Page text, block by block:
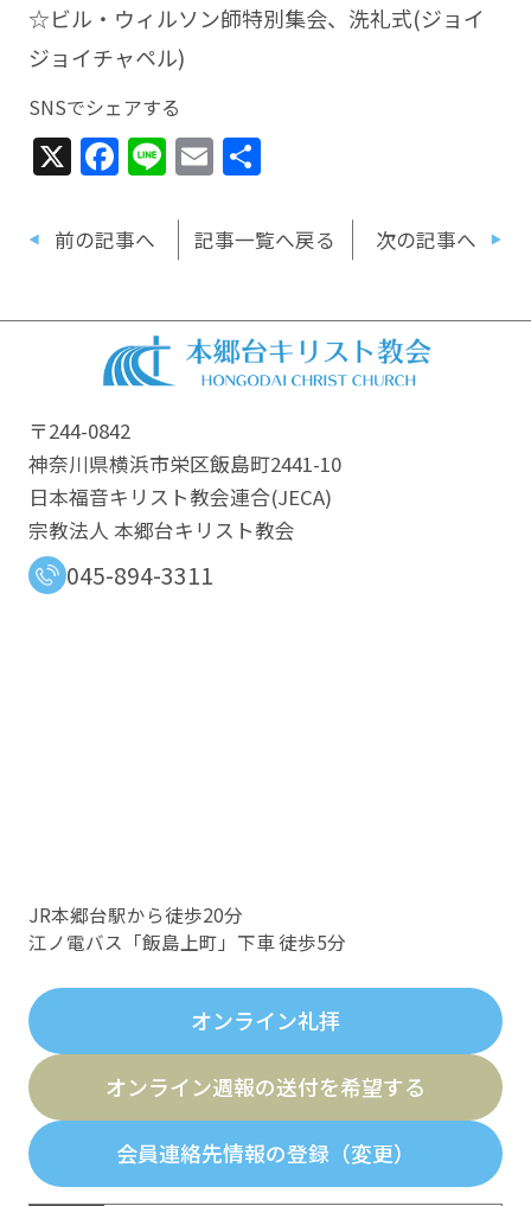
☆ビル・ウィルソン師特別集会、洗礼式(ジョイ
ジョイチャペル)
SNSでシェアする
X Facebook
LineEmail
共
前の記事へ 記事一覧へ戻る 次の記事へ
〒244-0842
神奈川県横浜市栄区飯島町2441-10
日本福音キリスト教会連合​(JECA)
宗教法人 本郷台キリスト教会
045-894-3311
JR本郷台駅から徒歩20分
江ノ電バス「飯島上町」下車 徒歩5分
オンライン礼拝
オンライン週報の送付を希望する
会員連絡先情報の登録（変更）